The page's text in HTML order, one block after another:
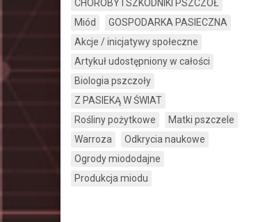
CHOROBY I SZKODNIKI PSZCZÓŁ
Miód
GOSPODARKA PASIECZNA
Akcje / inicjatywy społeczne
Artykuł udostępniony w całości
Biologia pszczoły
Z PASIEKĄ W ŚWIAT
Rośliny pożytkowe
Matki pszczele
Warroza
Odkrycia naukowe
Ogrody miododajne
Produkcja miodu